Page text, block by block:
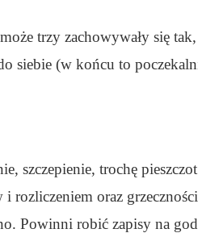
trzy zachowywały się
siebie (w końcu to
szczepienie, trochę
oraz
Powinni robić zapisy na